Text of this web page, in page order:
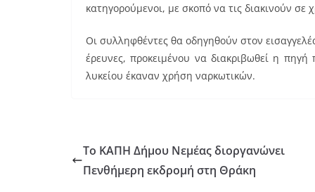
κατηγορούμενοι, με σκοπό να τις διακινούν σε
Οι συλληφθέντες θα οδηγηθούν στον
έρευνες, προκειμένου να διακριβωθεί η
λυκείου έκαναν χρήση ναρκωτικών.
Το ΚΑΠΗ Δήμου Νεμέας διοργανώνει
Πενθήμερη εκδρομή στη Θράκη